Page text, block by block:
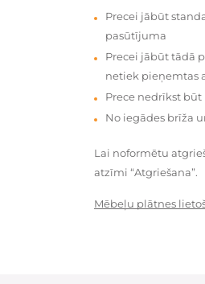
Precei jābūt
pasūtījuma
Precei jābūt tādā
netiek pieņemtas
Prece nedrīkst būt
No iegādes brīža
Lai noformētu
atzīmi “Atgriešana”.
Mēbeļu plātnes